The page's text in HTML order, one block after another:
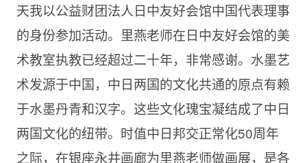
天我以公益财团法人日中友好会馆中国代表理事
的身份参加活动。里燕老师在日中友好会馆的美
术教室执教已经超过二十年，非常感谢。水墨艺
术发源于中国，中日两国的文化共通的原点有赖
于水墨丹青和汉字。这些文化瑰宝凝结成了中日
两国文化的纽带。时值中日邦交正常化50周年
之际，在银座永井画廊为里燕老师做画展，是各